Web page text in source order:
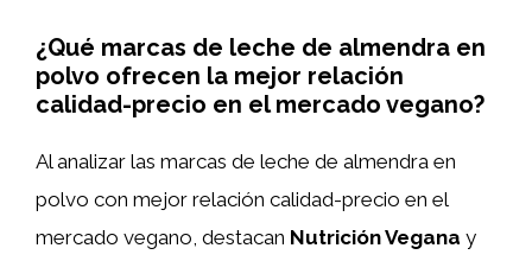
¿Qué marcas de leche de almendra en
polvo ofrecen la mejor relación
calidad-precio en el mercado vegano?
Al analizar las marcas de leche de almendra en
polvo con mejor relación calidad-precio en el
mercado vegano, destacan Nutrición Vegana y